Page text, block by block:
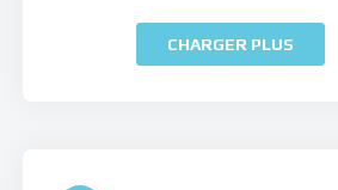
CHARGER PLUS